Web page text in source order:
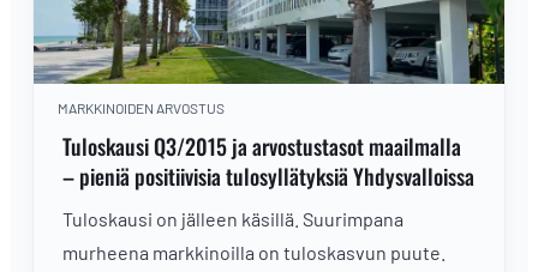
MARKKINOIDEN ARVOSTUS
Tuloskausi Q3/2015 ja arvostustasot maailmalla
– pieniä positiivisia tulosyllätyksiä Yhdysvalloissa
Tuloskausi on jälleen käsillä. Suurimpana
murheena markkinoilla on tuloskasvun puute.